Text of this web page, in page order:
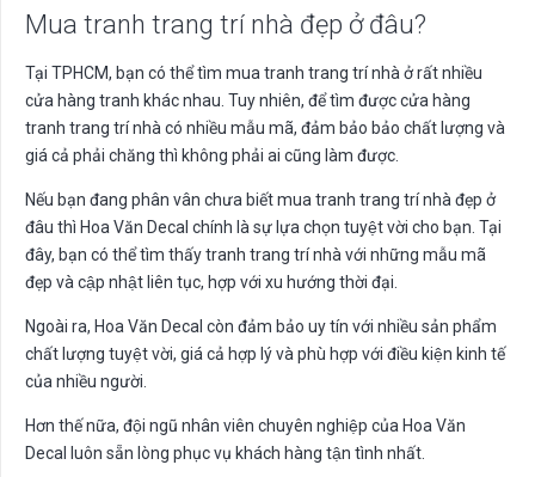
Mua tranh trang trí nhà đẹp ở đâu?
Tại TPHCM, bạn có thể tìm mua tranh trang trí nhà ở rất nhiều
cửa hàng tranh khác nhau. Tuy nhiên, để tìm được cửa hàng
tranh trang trí nhà có nhiều mẫu mã, đảm bảo bảo chất lượng và
giá cả phải chăng thì không phải ai cũng làm được.
Nếu bạn đang phân vân chưa biết mua tranh trang trí nhà đẹp ở
đâu thì Hoa Văn Decal chính là sự lựa chọn tuyệt vời cho bạn. Tại
đây, bạn có thể tìm thấy tranh trang trí nhà với những mẫu mã
đẹp và cập nhật liên tục, hợp với xu hướng thời đại.
Ngoài ra, Hoa Văn Decal còn đảm bảo uy tín với nhiều sản phẩm
chất lượng tuyệt vời, giá cả hợp lý và phù hợp với điều kiện kinh tế
của nhiều người.
Hơn thế nữa, đội ngũ nhân viên chuyên nghiệp của Hoa Văn
Decal luôn sẵn lòng phục vụ khách hàng tận tình nhất.